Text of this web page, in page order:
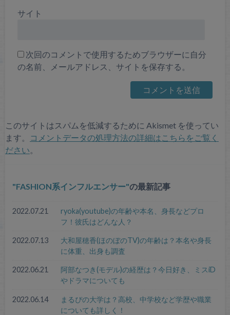
サイト
次回のコメントで使用するためブラウザーに自分
の名前、メールアドレス、サイトを保存する。
このサイトはスパムを低減するために Akismet を使ってい
ます。
コメントデータの処理方法の詳細はこちらをご覧く
ださい。
FASHION系インフルエンサー の最新記事
2022.07.21
ryoka(youtube)の年齢や本名、身長などプロ
フ！彼氏はどんな人？
2022.07.13
大和屋穂香(ほのぼのTV)の年齢は？本名や身長
に体重、出身も調査
2022.06.21
阿部なつき(モデル)の経歴は？今日好き、ミスiD
やドラマについても
2022.06.14
まるぴの大学は？高校、中学校など学歴や職業
についても詳しく！